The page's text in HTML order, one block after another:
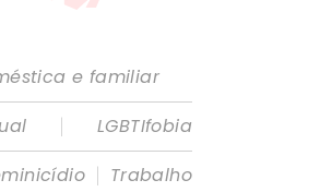
e familiar
|
LGBTIfobia
| Trabalho